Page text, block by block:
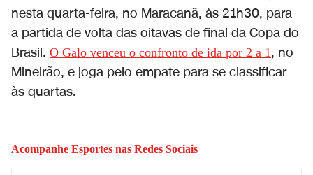
nesta quarta-feira, no Maracanã, às 21h30, para
a partida de volta das oitavas de final da Copa do
Brasil. O Galo venceu o confronto de ida por 2 a 1 , no
Mineirão, e joga pelo empate para se classificar
às quartas.
Acompanhe Esportes nas Redes Sociais